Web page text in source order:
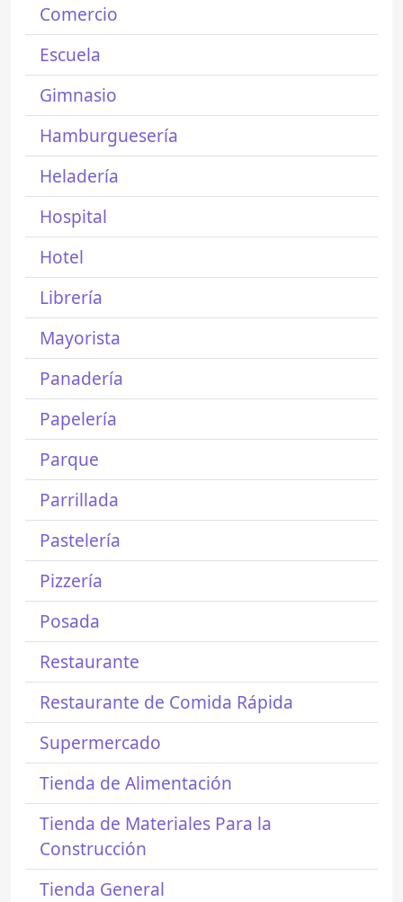
Comercio
Escuela
Gimnasio
Hamburguesería
Heladería
Hospital
Hotel
Librería
Mayorista
Panadería
Papelería
Parque
Parrillada
Pastelería
Pizzería
Posada
Restaurante
Restaurante de Comida Rápida
Supermercado
Tienda de Alimentación
Tienda de Materiales Para la
Construcción
Tienda General